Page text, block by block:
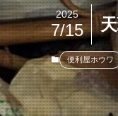
2025
7/15
便利屋ホウワ